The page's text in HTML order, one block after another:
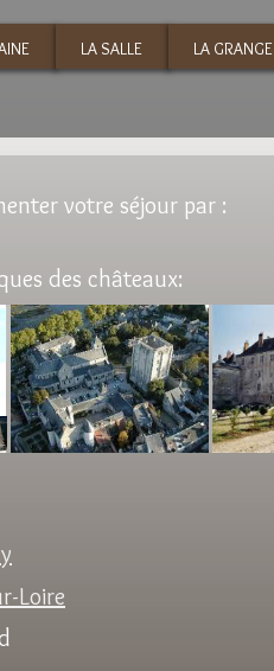
LA SALLE LA GRANGE
votre séjour par :
des châteaux:
Loire